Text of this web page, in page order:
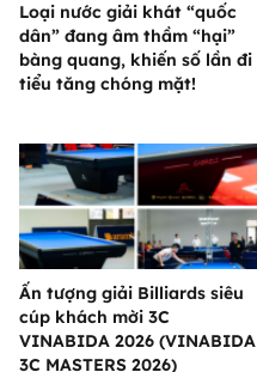
Loại nước giải khát “quốc
dân” đang âm thầm “hại”
bàng quang, khiến số lần đi
tiểu tăng chóng mặt!
Ấn tượng giải Billiards siêu
cúp khách mời 3C
VINABIDA 2026 (VINABIDA
3C MASTERS 2026)